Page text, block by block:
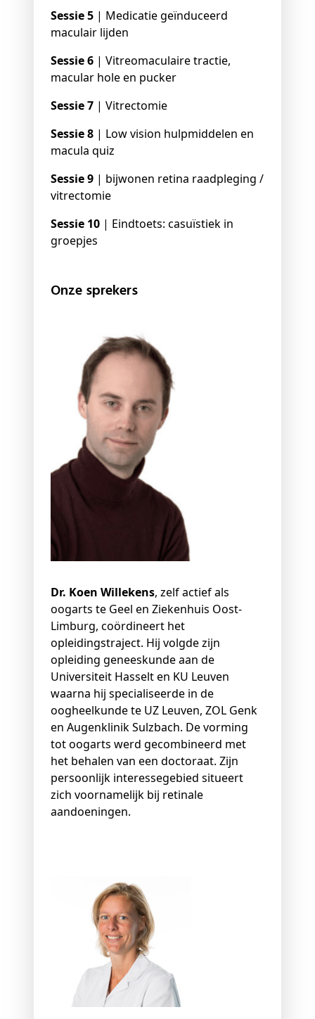
Sessie 5 | Medicatie geïnduceerd
maculair lijden
Sessie 6 | Vitreomaculaire tractie,
macular hole en pucker
Sessie 7 | Vitrectomie
Sessie 8 | Low vision hulpmiddelen en
macula quiz
Sessie 9 | bijwonen retina raadpleging /
vitrectomie
Sessie 10 | Eindtoets: casuïstiek in
groepjes
Onze sprekers
Dr. Koen Willekens, zelf actief als
oogarts te Geel en Ziekenhuis Oost-
Limburg, coördineert het
opleidingstraject. Hij volgde zijn
opleiding geneeskunde aan de
Universiteit Hasselt en KU Leuven
waarna hij specialiseerde in de
oogheelkunde te UZ Leuven, ZOL Genk
en Augenklinik Sulzbach. De vorming
tot oogarts werd gecombineerd met
het behalen van een doctoraat. Zijn
persoonlijk interessegebied situeert
zich voornamelijk bij retinale
aandoeningen.